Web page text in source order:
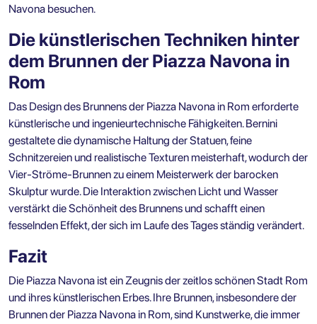
Navona besuchen.
Die künstlerischen Techniken hinter
dem Brunnen der Piazza Navona in
Rom
Das Design des Brunnens der Piazza Navona in Rom erforderte
künstlerische und ingenieurtechnische Fähigkeiten. Bernini
gestaltete die dynamische Haltung der Statuen, feine
Schnitzereien und realistische Texturen meisterhaft, wodurch der
Vier-Ströme-Brunnen zu einem Meisterwerk der barocken
Skulptur wurde. Die Interaktion zwischen Licht und Wasser
verstärkt die Schönheit des Brunnens und schafft einen
fesselnden Effekt, der sich im Laufe des Tages ständig verändert.
Fazit
Die Piazza Navona ist ein Zeugnis der zeitlos schönen Stadt Rom
und ihres künstlerischen Erbes. Ihre Brunnen, insbesondere der
Brunnen der Piazza Navona in Rom, sind Kunstwerke, die immer